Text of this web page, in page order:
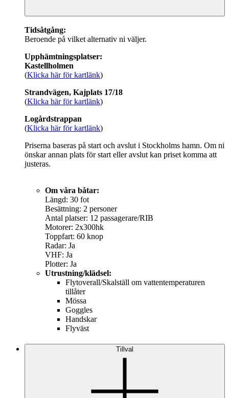
Tidsåtgång:
Beroende på vilket alternativ ni väljer.
Upphämtningsplatser:
Kastellholmen
(Klicka här för kartlänk)
Strandvägen, Kajplats 17/18
(Klicka här för kartlänk)
Logårdstrappan
(Klicka här för kartlänk)
Priserna baseras på start och avslut i Stockholms hamn. Om ni
önskar annan plats för start eller avslut kan priset komma att
justeras.
Om våra båtar:
Längd: 30 fot
Besättning: 2 personer
Antal platser: 12 passagerare/RIB
Motorer: 2x300hk
Toppfart: 60 knop
Radar: Ja
VHF: Ja
Plotter: Ja
Utrustning/klädsel:
Flytoverall/Skalställ om vattentemperaturen
tillåter
Mössa
Goggles
Handskar
Flyväst
Tillval